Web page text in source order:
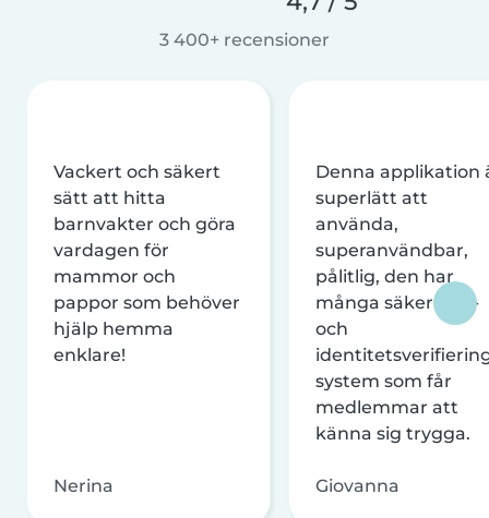
3 400+ recensioner
Vackert och säkert
sätt att hitta
barnvakter och göra
vardagen för
mammor och
pappor som behöver
hjälp hemma
enklare!
Nerina
Denna applikation
superlätt att
använda,
superanvändbar,
pålitlig, den har
många säkerhets-
och
system som får
medlemmar att
känna sig trygga.
Giovanna